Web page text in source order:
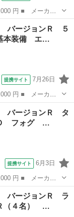
ド名： ラリーア
ワーウィンド
バージョンＲ ５
本装備 エ…
提携サイト 7月26日
ラリーアート
エアコン パワ
バージョンＲ タ
フォグ …
提携サイト 6月3日
ラリーアート
グ ルーフスポイ
バージョンＲ ラ
（４名） …